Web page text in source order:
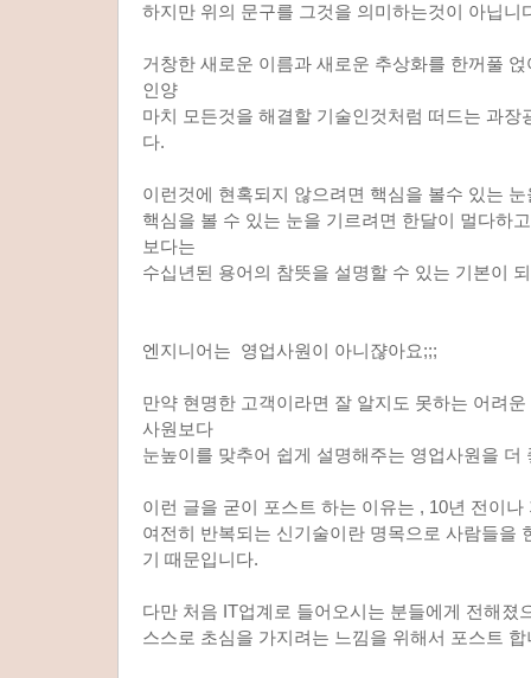
하지만 위의 문구를 그것을 의미하는것이 아닙니
거창한 새로운 이름과 새로운 추상화를 한꺼풀
인양
마치 모든것을 해결할 기술인것처럼 떠드는 과장
다.
이런것에 현혹되지 않으려면 핵심을 볼수 있는
핵심을 볼 수 있는 눈을 기르려면 한달이 멀다하
보다는
수십년된 용어의 참뜻을 설명할 수 있는 기본이
엔지니어는 영업사원이 아니쟎아요;;;
만약 현명한 고객이라면 잘 알지도 못하는 어려
사원보다
눈높이를 맞추어 쉽게 설명해주는 영업사원을 더
이런 글을 굳이 포스트 하는 이유는 , 10년 전이
여전히 반복되는 신기술이란 명목으로 사람들을
기 때문입니다.
다만 처음 IT업계로 들어오시는 분들에게 전해졌
스스로 초심을 가지려는 느낌을 위해서 포스트 합